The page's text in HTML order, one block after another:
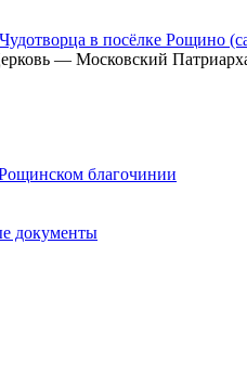
в посёлке Рощино
— Московский
благочинии
документы